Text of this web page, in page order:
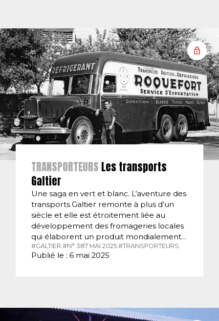
TRANSPORTEURS Les transports
Galtier
Une saga en vert et blanc. L’aventure des
transports Galtier remonte à plus d’un
siècle et elle est étroitement liée au
développement des fromageries locales
qui élaborent un produit mondialement…
#GALTIER.#N° 387 MAI 2025.#TRANSPORTEURS.
Publié le : 6 mai 2025